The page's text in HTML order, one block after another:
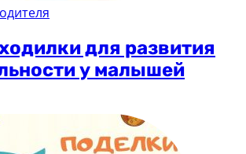
для развития
у малышей